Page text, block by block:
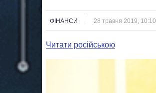
ФІНАНСИ 28 травня 2019, 10:10
Читати російською